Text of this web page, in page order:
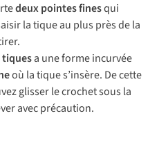
deux pointes finesqui
la tique au plus près de la
tiquesa une forme incurvée
où la tique s’insère. De cette
glisser le crochet sous la
avec précaution.